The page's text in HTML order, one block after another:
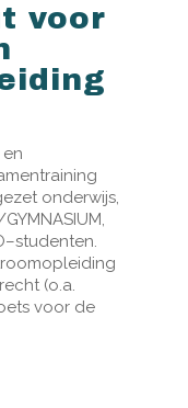
voor
onderwijs,
(o.a.
voor de